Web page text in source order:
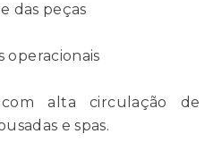
das peças
operacionais
alta circulação de
e spas.